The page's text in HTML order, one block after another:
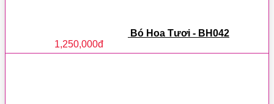
Bó Hoa Tươi - BH042
1,250,000đ